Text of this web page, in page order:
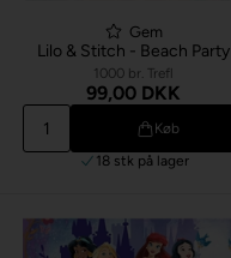
Gem
Lilo & Stitch - Beach Party
1000 br. Trefl
99,00 DKK
Køb
18 stk på lager